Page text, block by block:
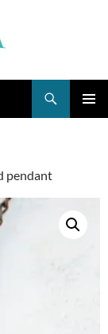
pendant